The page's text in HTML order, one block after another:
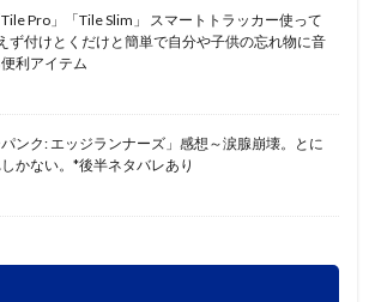
Pro」「Tile Slim」 スマートトラッカー使って
ず付けとくだけと簡単で自分や子供の忘れ物に音
利アイテム
ンク: エッジランナーズ」感想～涙腺崩壊。とに
かない。*後半ネタバレあり